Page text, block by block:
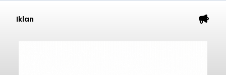
Iklan